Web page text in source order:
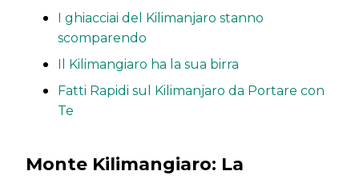
I ghiacciai del Kilimanjaro stanno
scomparendo
Il Kilimangiaro ha la sua birra
Fatti Rapidi sul Kilimanjaro da Portare con
Te
Monte Kilimangiaro: La